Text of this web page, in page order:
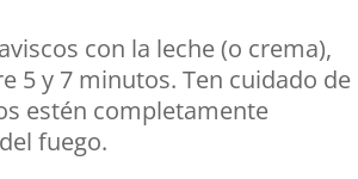
con la leche (o crema),
5 y 7 minutos. Ten cuidado de
estén completamente
fuego.